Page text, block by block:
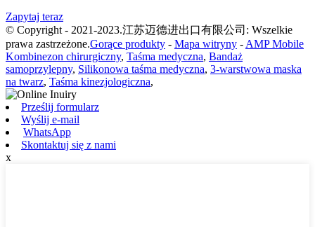
Zapytaj teraz
© Copyright - 2021-2023.江苏迈德进出口有限公司: Wszelkie
prawa zastrzeżone.Gorące produkty - Mapa witryny - AMP Mobile
Kombinezon chirurgiczny, Taśma medyczna, Bandaż
samoprzylepny, Silikonowa taśma medyczna, 3-warstwowa maska
na twarz, Taśma kinezjologiczna,
Prześlij formularz
Wyślij e-mail
WhatsApp
Skontaktuj się z nami
x